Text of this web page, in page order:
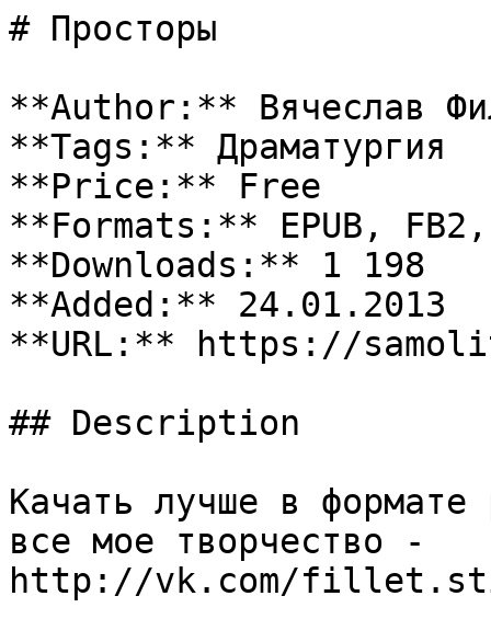
# Просторы
**Author:** Вячеслав
**Tags:** Драматургия
**Price:** Free
**Formats:** EPUB, FB2,
**Downloads:** 1 198
**Added:** 24.01.2013
**URL:** https://
## Description
Качать лучше в
все мое творчество -
http://vk.com/